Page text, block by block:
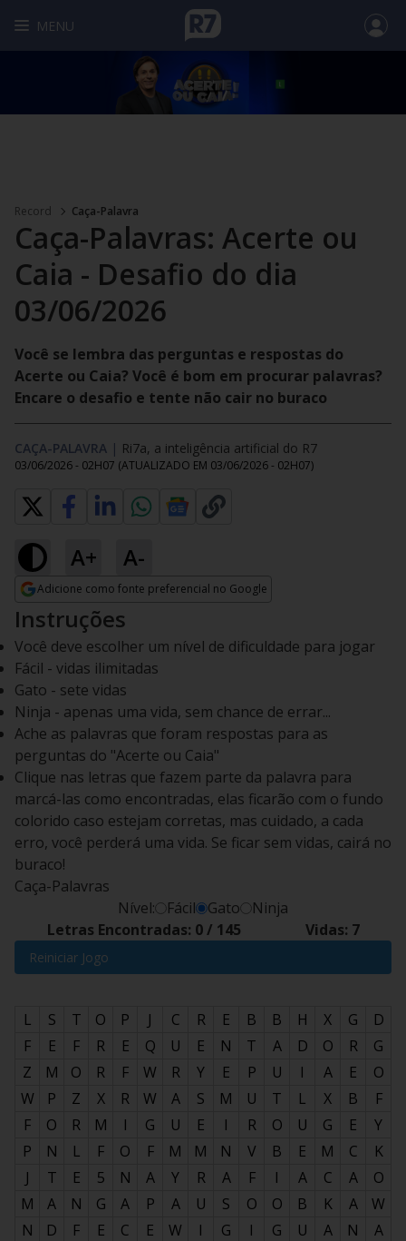
MENU
Record Caça-Palavra
Caça-Palavras: Acerte ou
Caia - Desafio do dia
03/06/2026
Você se lembra das perguntas e respostas do
Acerte ou Caia? Você é bom em procurar palavras?
Encare o desafio e tente não cair no buraco
CAÇA-PALAVRA | Ri7a, a inteligência artificial do R7
03/06/2026 - 02H07 (ATUALIZADO EM 03/06/2026 - 02H07)
A+ A-
Adicione como fonte preferencial no Google
Opens in new window
Instruções
Você deve escolher um nível de dificuldade para jogar
Fácil - vidas ilimitadas
Gato - sete vidas
Ninja - apenas uma vida, sem chance de errar...
Ache as palavras que foram respostas para as
perguntas do "Acerte ou Caia"
Clique nas letras que fazem parte da palavra para
marcá-las como encontradas, elas ficarão com o fundo
colorido caso estejam corretas, mas cuidado, a cada
erro, você perderá uma vida. Se ficar sem vidas, cairá no
buraco!
Caça-Palavras
Nível:
Fácil Gato
Ninja
Letras Encontradas: 0/ 145 Vidas: 7
Reiniciar Jogo
L S T O P J C R E B B H X G
D
F
E F R E Q U E N T A D O R
G
Z
M O R F W R Y E P U I A E
O
W
P Z X R W A S M U T L X B
F
F
O R M I G U E I R O U G E
Y
P
N L F O F M M N V B E M C
K
J
T E 5 N A Y R A F I A C A
O
M
A N G A P A U S O O B K A
W
N
D F E C E W I G I G U A N
A